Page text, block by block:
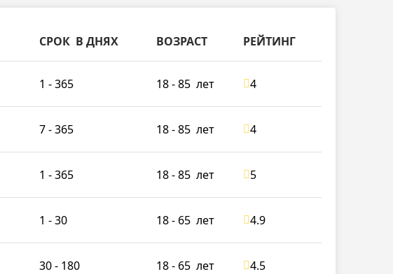
СРОК В ДНЯХ ВОЗРАСТ РЕЙТИНГ
1 - 365 18 - 85 лет 4
7 - 365 18 - 85 лет 4
1 - 365 18 - 85 лет 5
1 - 30 18 - 65 лет 4.9
30 - 180 18 - 65 лет 4.5